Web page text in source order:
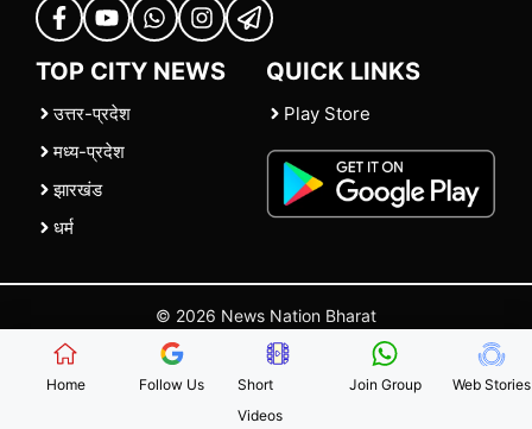
TOP CITY NEWS
उत्तर-प्रदेश
मध्य-प्रदेश
झारखंड
धर्म
QUICK LINKS
Play Store
© 2026 News Nation Bharat
| |Contact Us |Policies Terms and Conditions
Home Follow Us
Short
Videos
Join Group Web Stories